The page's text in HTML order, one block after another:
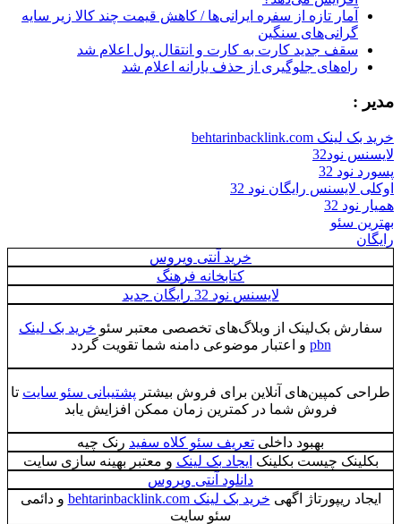
آمار تازه از سفره ایرانی‌ها / کاهش قیمت چند کالا زیر سایه
گرانی‌های سنگین
سقف جدید کارت به کارت و انتقال پول اعلام شد
راه‌های جلوگیری از حذف یارانه اعلام شد
مدیر :
خرید بک لینک behtarinbacklink.com
لایسنس نود32
پسورد نود 32
اوکلی لایسنس رایگان نود 32
همیار نود 32
بهترین سئو
رایگان
خرید آنتی ویروس
کتابخانه فرهنگ
لایسنس نود 32 رایگان جدید
سفارش بک‌لینک از وبلاگ‌های تخصصی معتبر سئو خرید بک لینک
pbn و اعتبار موضوعی دامنه شما تقویت گردد
طراحی کمپین‌های آنلاین برای فروش بیشتر پشتیبانی سئو سایت تا
فروش شما در کمترین زمان ممکن افزایش یابد
بهبود داخلی تعریف سئو کلاه سفید رنک چیه
بکلینک چیست بکلینک ایجاد بک لینک و معتبر بهینه سازی سایت
دانلود آنتی ویروس
ایجاد ریپورتاژ اگهی خرید بک لینک behtarinbacklink.com
و دائمی
سئو سایت